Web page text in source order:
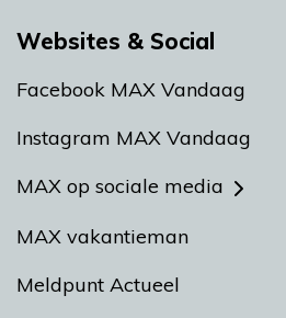
Websites & Social
Facebook MAX Vandaag
Instagram MAX Vandaag
MAX op sociale media
MAX vakantieman
Meldpunt Actueel